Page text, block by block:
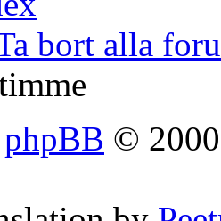
bort alla
phpBB ©